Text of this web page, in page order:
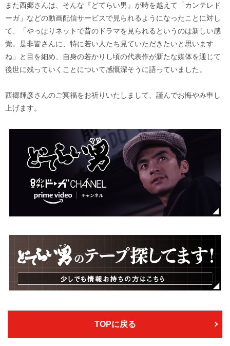
また西郷さんは、そんな『どてらい男』が時を越えて「カンテレド
ーガ」などの動画配信サービスで見られるようになったことに対し
て、「やっぱりネットで昔のドラマを見られるというのは新しい感
覚。是非皆さんに、特に若い人たち見ていただきたいと思います
ね」と目を細め、自身の若かりし頃の代表作が新たな媒体を通じて
後世に残っていくことについて感慨深そうに語っていました。
西郷輝彦さんのご冥福をお祈りいたしまして、謹んでお悔やみ申し
上げます。
TOPに戻る